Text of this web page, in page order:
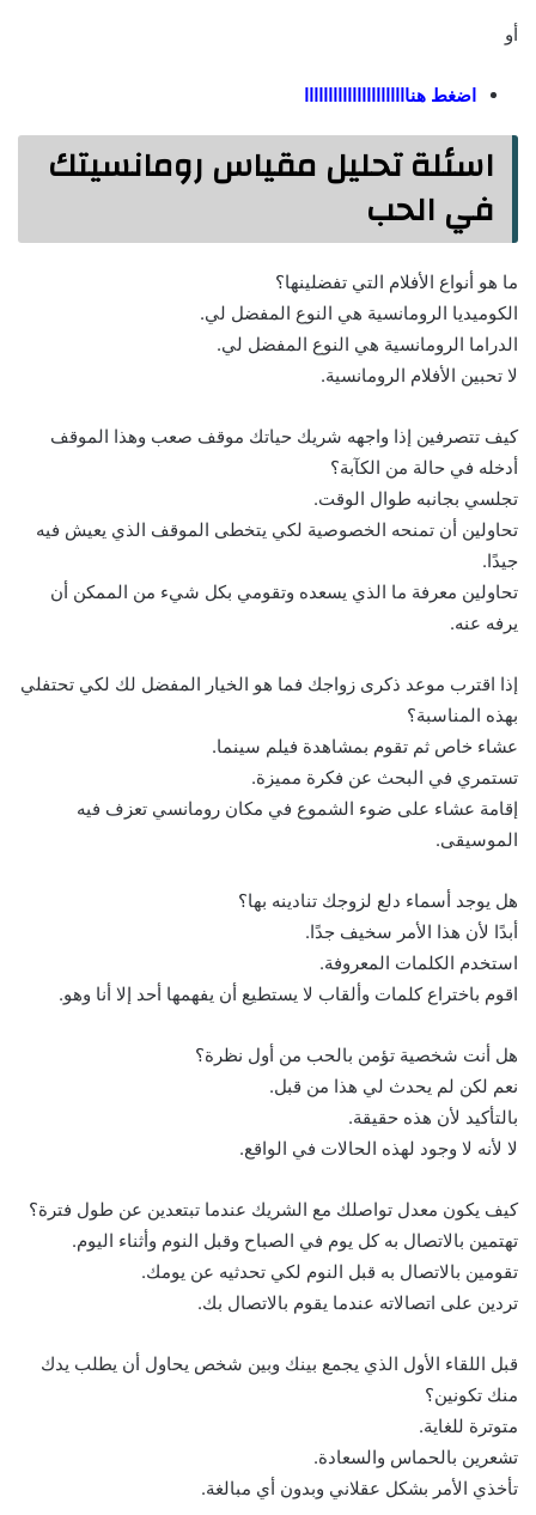
أو
اضغط هناااااااااااااااااااااا
اسئلة تحليل مقياس رومانسيتك
في الحب
ما هو أنواع الأفلام التي تفضلينها؟
الكوميديا الرومانسية هي النوع المفضل لي.
الدراما الرومانسية هي النوع المفضل لي.
لا تحبين الأفلام الرومانسية.
كيف تتصرفين إذا واجهه شريك حياتك موقف صعب وهذا الموقف
أدخله في حالة من الكآبة؟
تجلسي بجانبه طوال الوقت.
تحاولين أن تمنحه الخصوصية لكي يتخطى الموقف الذي يعيش فيه
جيدًا.
تحاولين معرفة ما الذي يسعده وتقومي بكل شيء من الممكن أن
يرفه عنه.
إذا اقترب موعد ذكرى زواجك فما هو الخيار المفضل لك لكي تحتفلي
بهذه المناسبة؟
عشاء خاص ثم تقوم بمشاهدة فيلم سينما.
تستمري في البحث عن فكرة مميزة.
إقامة عشاء على ضوء الشموع في مكان رومانسي تعزف فيه
الموسيقى.
هل يوجد أسماء دلع لزوجك تنادينه بها؟
أبدًا لأن هذا الأمر سخيف جدًا.
استخدم الكلمات المعروفة.
اقوم باختراع كلمات وألقاب لا يستطيع أن يفهمها أحد إلا أنا وهو.
هل أنت شخصية تؤمن بالحب من أول نظرة؟
نعم لكن لم يحدث لي هذا من قبل.
بالتأكيد لأن هذه حقيقة.
لا لأنه لا وجود لهذه الحالات في الواقع.
كيف يكون معدل تواصلك مع الشريك عندما تبتعدين عن طول فترة؟
تهتمين بالاتصال به كل يوم في الصباح وقبل النوم وأثناء اليوم.
تقومين بالاتصال به قبل النوم لكي تحدثيه عن يومك.
تردين على اتصالاته عندما يقوم بالاتصال بك.
قبل اللقاء الأول الذي يجمع بينك وبين شخص يحاول أن يطلب يدك
منك تكونين؟
متوترة للغاية.
تشعرين بالحماس والسعادة.
تأخذي الأمر بشكل عقلاني وبدون أي مبالغة.